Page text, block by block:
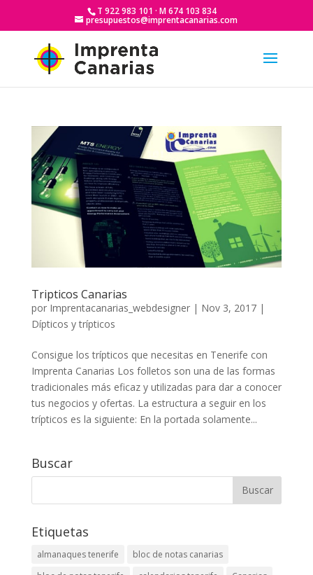
T 922 983 101 · M 674 103 834
presupuestos@imprentacanarias.com
Tripticos Canarias
por Imprentacanarias_webdesigner| Nov 3, 2017|
Dípticos y trípticos
Consigue los trípticos que necesitas en Tenerife con
Imprenta Canarias Los folletos son una de las formas
tradicionales más eficaz y utilizadas para dar a conocer
tus negocios y ofertas. La estructura a seguir en los
trípticos es la siguiente: En la portada solamente...
Buscar
Etiquetas
almanaques tenerife
bloc de notas canarias